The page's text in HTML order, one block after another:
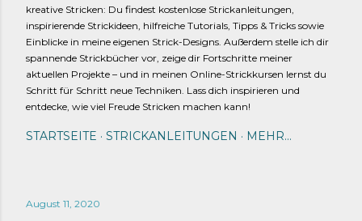
kreative Stricken: Du findest kostenlose Strickanleitungen,
inspirierende Strickideen, hilfreiche Tutorials, Tipps & Tricks sowie
Einblicke in meine eigenen Strick-Designs. Außerdem stelle ich dir
spannende Strickbücher vor, zeige dir Fortschritte meiner
aktuellen Projekte – und in meinen Online-Strickkursen lernst du
Schritt für Schritt neue Techniken. Lass dich inspirieren und
entdecke, wie viel Freude Stricken machen kann!
STARTSEITE STRICKANLEITUNGEN MEHR…
August 11, 2020